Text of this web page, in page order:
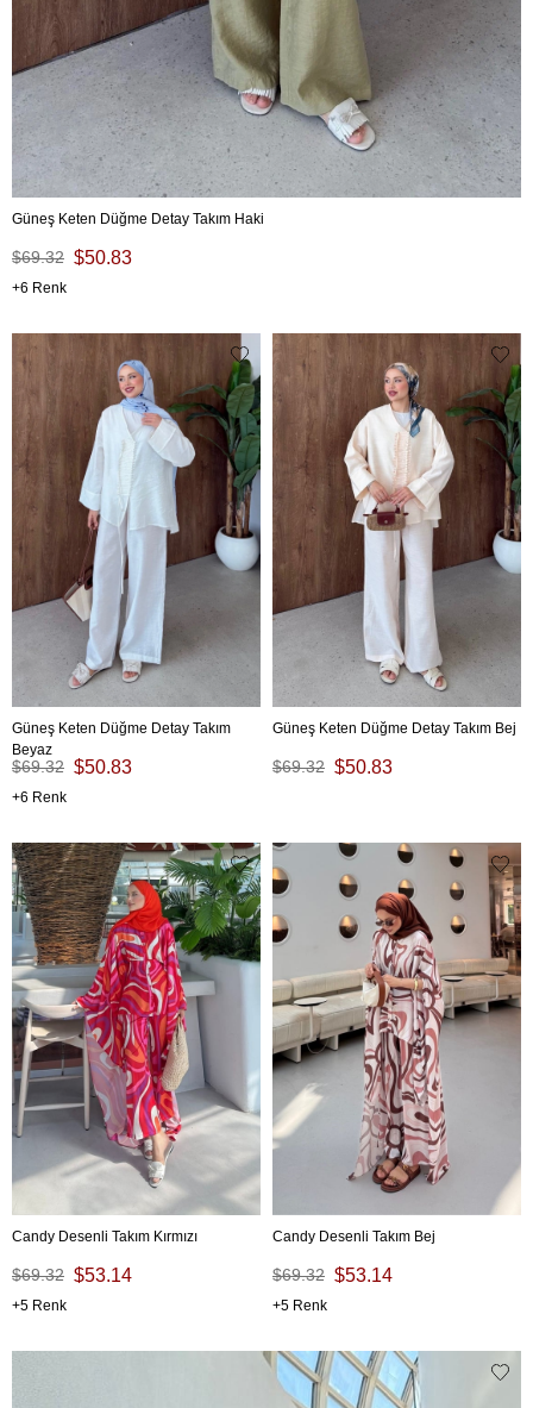
Güneş Keten Düğme Detay Takım Haki
$50.83
$69.32
6
Güneş Keten Düğme Detay Takım
Beyaz
$50.83
$69.32
6
Güneş Keten Düğme Detay Takım Bej
$50.83
$69.32
Candy Desenli Takım Kırmızı
$53.14
$69.32
5
Candy Desenli Takım Bej
$53.14
$69.32
5